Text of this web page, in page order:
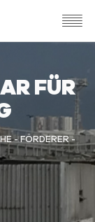
FÜR
- FÖRDERER -